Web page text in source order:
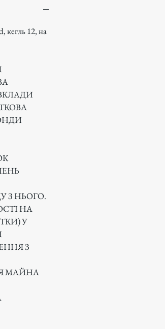
кегль 12, на
З НЬОГО.
НА
У
З
МАЙНА